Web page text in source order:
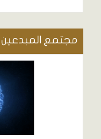
مجتمع المبدعين